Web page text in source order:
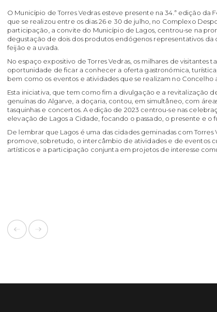
O Município de Torres Vedras esteve presente na 34.ª edição da
que se realizou entre os dias 26 e 30 de julho, no Complexo
participação, a convite do Município de Lagos, centrou-se na
degustação de dois dos produtos endógenos representativos da
feijão e a uvada.
No espaço expositivo de Torres Vedras, os milhares de visitantes
oportunidade de ficar a conhecer a oferta gastronómica,
bem como os eventos e atividades que se realizam no Concelho
Esta iniciativa, que tem como fim a divulgação e a revitalização
genuínas do Algarve, a doçaria, contou, em simultâneo, com
tasquinhas e concertos. A edição de 2023 centrou-se nas
elevação de Lagos a Cidade, focando o passado, o presente e o
De lembrar que Lagos é uma das cidades geminadas com Torres
promove, sobretudo, o intercâmbio de atividades e de eventos
artísticos e a participação conjunta em projetos de interesse